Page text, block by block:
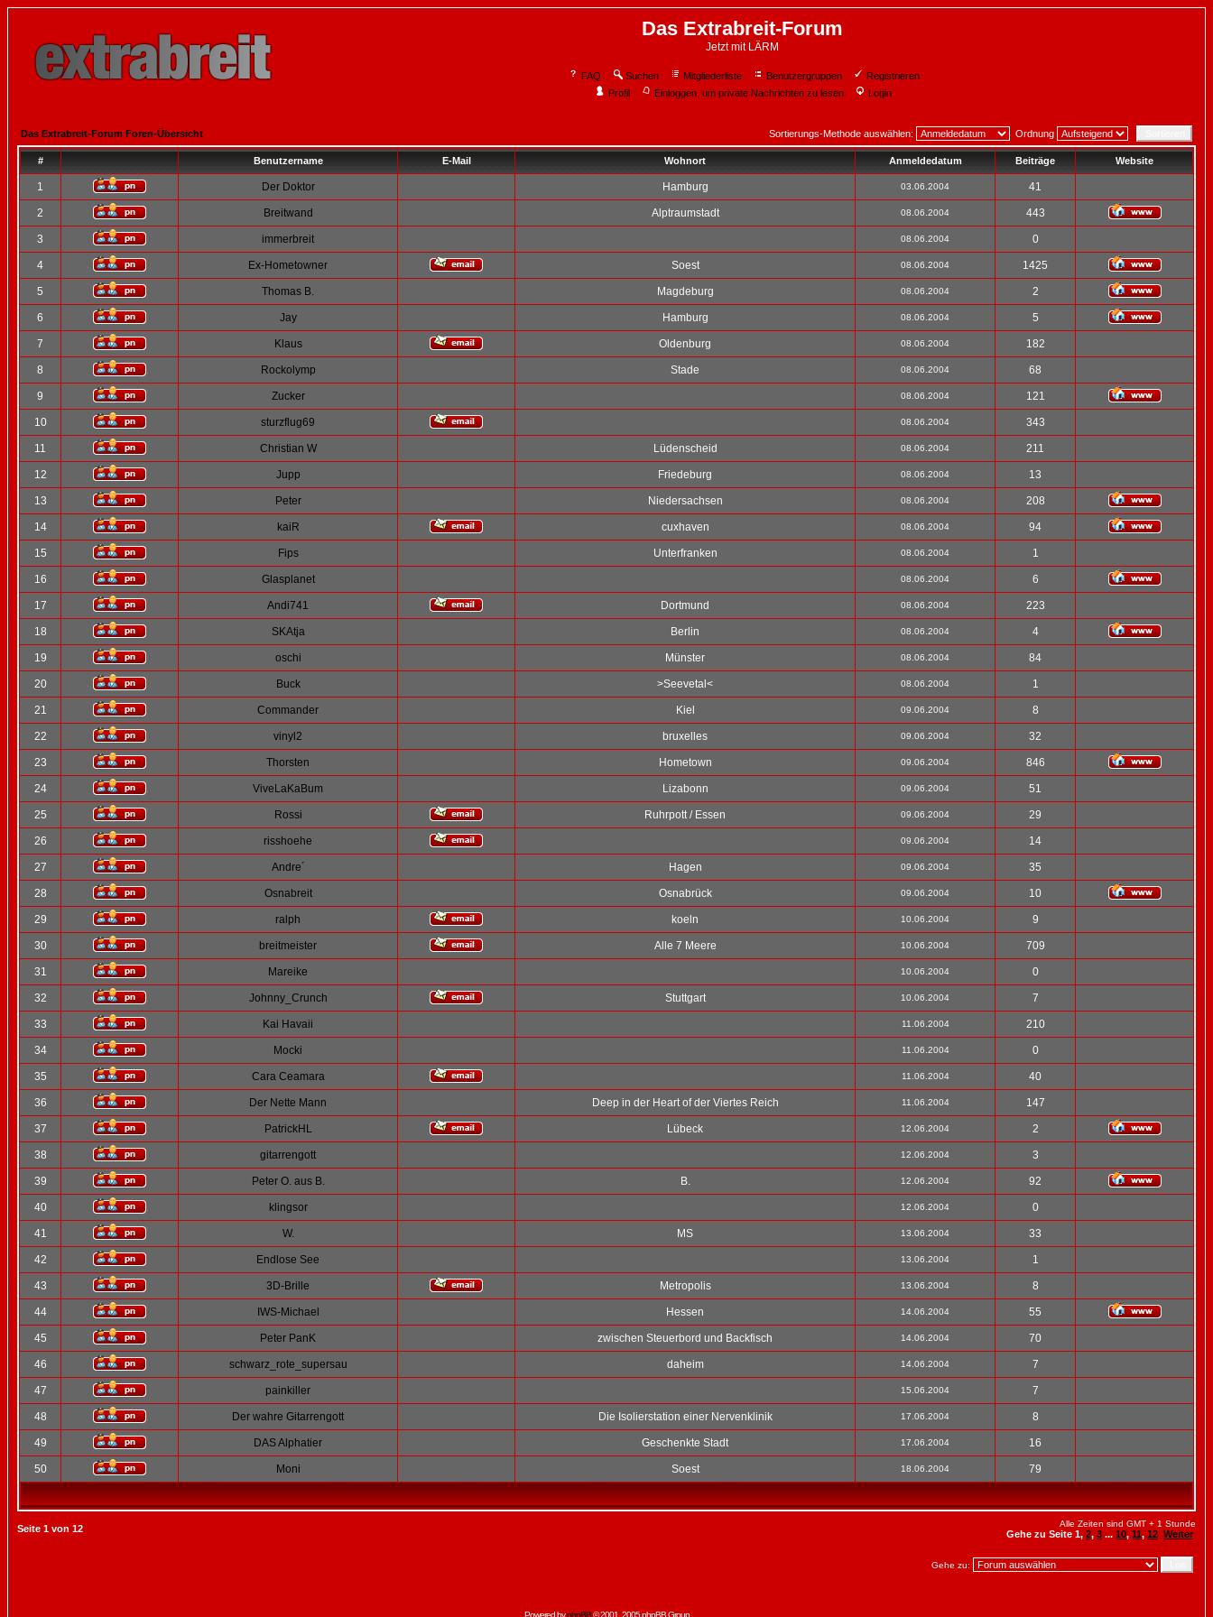
Das Extrabreit-Forum
Jetzt mit LÄRM
FAQ Suchen Mitgliederliste Benutzergruppen
Registrieren
Profil
Einloggen, um private Nachrichten zu lesen Login
Das Extrabreit-Forum Foren-Übersicht Sortierungs-Methode auswählen: Ordnung
# Benutzername E-Mail Wohnort Anmeldedatum Beiträge Website
1 Der Doktor Hamburg 03.06.2004 41
2 Breitwand Alptraumstadt 08.06.2004 443
3 immerbreit 08.06.2004 0
4 Ex-Hometowner Soest 08.06.2004 1425
5 Thomas B. Magdeburg 08.06.2004 2
6 Jay Hamburg 08.06.2004 5
7 Klaus Oldenburg 08.06.2004 182
8 Rockolymp Stade 08.06.2004 68
9 Zucker 08.06.2004 121
10 sturzflug69 08.06.2004 343
11 Christian W Lüdenscheid 08.06.2004 211
12 Jupp Friedeburg 08.06.2004 13
13 Peter Niedersachsen 08.06.2004 208
14 kaiR cuxhaven 08.06.2004 94
15 Fips Unterfranken 08.06.2004 1
16 Glasplanet 08.06.2004 6
17 Andi741 Dortmund 08.06.2004 223
18 SKAtja Berlin 08.06.2004 4
19 oschi Münster 08.06.2004 84
20 Buck >Seevetal< 08.06.2004 1
21 Commander Kiel 09.06.2004 8
22 vinyl2 bruxelles 09.06.2004 32
23 Thorsten Hometown 09.06.2004 846
24 ViveLaKaBum Lizabonn 09.06.2004 51
25 Rossi Ruhrpott / Essen 09.06.2004 29
26 risshoehe 09.06.2004 14
27 Andre´ Hagen 09.06.2004 35
28 Osnabreit Osnabrück 09.06.2004 10
29 ralph koeln 10.06.2004 9
30 breitmeister Alle 7 Meere 10.06.2004 709
31 Mareike 10.06.2004 0
32 Johnny_Crunch Stuttgart 10.06.2004 7
33 Kai Havaii 11.06.2004 210
34 Mocki 11.06.2004 0
35 Cara Ceamara 11.06.2004 40
36 Der Nette Mann Deep in der Heart of der Viertes Reich 11.06.2004 147
37 PatrickHL Lübeck 12.06.2004 2
38 gitarrengott 12.06.2004 3
39 Peter O. aus B. B. 12.06.2004 92
40 klingsor 12.06.2004 0
41 W. MS 13.06.2004 33
42 Endlose See 13.06.2004 1
43 3D-Brille Metropolis 13.06.2004 8
44 IWS-Michael Hessen 14.06.2004 55
45 Peter PanK zwischen Steuerbord und Backfisch 14.06.2004 70
46 schwarz_rote_supersau daheim 14.06.2004 7
47 painkiller 15.06.2004 7
48 Der wahre Gitarrengott Die Isolierstation einer Nervenklinik 17.06.2004 8
49 DAS Alphatier Geschenkte Stadt 17.06.2004 16
50 Moni Soest 18.06.2004 79
Seite 1 von 12 Alle Zeiten sind GMT + 1 Stunde
Gehe zu Seite 1, 2, 3 ... 10, 11, 12 Weiter
Gehe zu:
Powered byphpBB© 2001, 2005 phpBB Group